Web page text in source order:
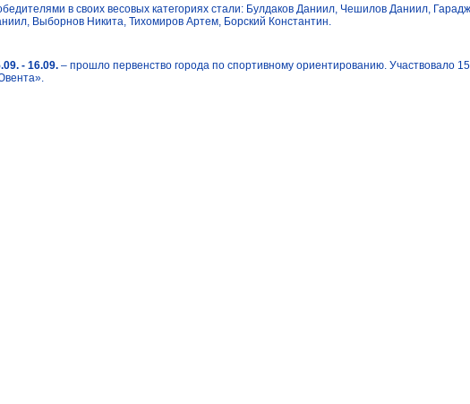
в своих весовых категориях стали: Булдаков Даниил, Чешилов Даниил,
Выборнов Никита, Тихомиров Артем, Борский Константин.
- 16.09. – прошло первенство города по спортивному ориентированию. Участвовало